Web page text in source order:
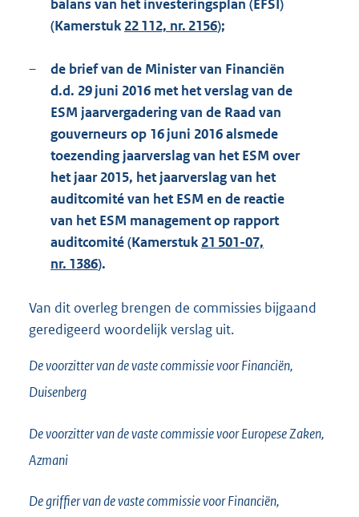
balans van het investeringsplan (EFSI)
(Kamerstuk 22 112, nr. 2156);
–
de brief van de Minister van Financiën
d.d. 29 juni 2016 met het verslag van de
ESM jaarvergadering van de Raad van
gouverneurs op 16 juni 2016 alsmede
toezending jaarverslag van het ESM over
het jaar 2015, het jaarverslag van het
auditcomité van het ESM en de reactie
van het ESM management op rapport
auditcomité (Kamerstuk 21 501-07,
nr. 1386).
Van dit overleg brengen de commissies bijgaand
geredigeerd woordelijk verslag uit.
De voorzitter van de vaste commissie voor Financiën,
Duisenberg
De voorzitter van de vaste commissie voor Europese Zaken,
Azmani
De griffier van de vaste commissie voor Financiën,